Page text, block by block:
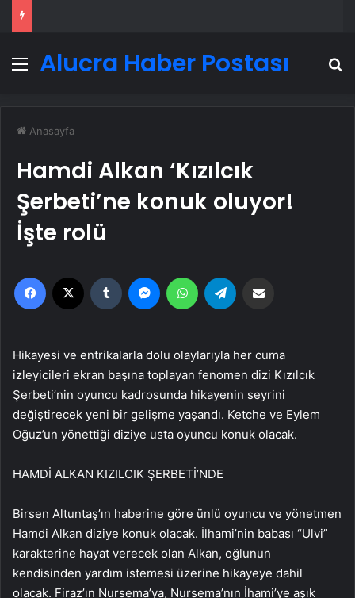
MenüAlucra Haber Postası
Anasayfa
Hamdi Alkan ‘Kızılcık
Şerbeti’ne konuk oluyor!
İşte rolü
Facebook Tumblr MessengerWhatsApp
Hikayesi ve entrikalarla dolu olaylarıyla her cuma
izleyicileri ekran başına toplayan fenomen dizi Kızılcık
Şerbeti’nin oyuncu kadrosunda hikayenin seyrini
değiştirecek yeni bir gelişme yaşandı. Ketche ve Eylem
Oğuz’un yönettiği diziye usta oyuncu konuk olacak.
HAMDİ ALKAN KIZILCIK ŞERBETİ’NDE
Birsen Altuntaş’ın haberine göre ünlü oyuncu ve yönetmen
Hamdi Alkan diziye konuk olacak. İlhami’nin babası “Ulvi”
karakterine hayat verecek olan Alkan, oğlunun
kendisinden yardım istemesi üzerine hikayeye dahil
olacak. Firaz’ın Nursema’ya, Nursema’nın İhami’ye aşık